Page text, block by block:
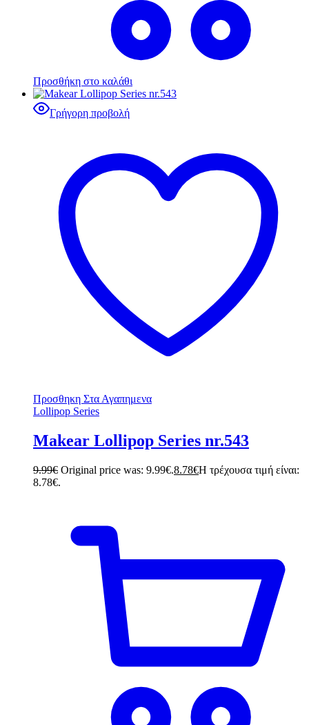
Προσθήκη στο καλάθι
Γρήγορη προβολή
Προσθηκη Στα Αγαπημενα
Lollipop Series
Makear Lollipop Series nr.543
9.99€ Original price was: 9.99€.8.78€Η τρέχουσα τιμή είναι:
8.78€.